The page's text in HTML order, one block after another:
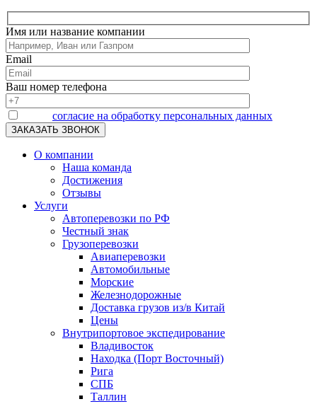
Имя или название компании
Email
Ваш номер телефона
согласие на обработку персональных данных
О компании
Наша команда
Достижения
Отзывы
Услуги
Автоперевозки по РФ
Честный знак
Грузоперевозки
Авиаперевозки
Автомобильные
Морские
Железнодорожные
Доставка грузов из/в Китай
Цены
Внутрипортовое экспедирование
Владивосток
Находка (Порт Восточный)
Рига
СПБ
Таллин